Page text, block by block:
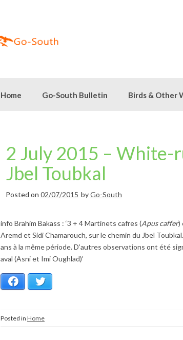
Home Go-South Bulletin Birds & Other
2 July 2015 – White-
Jbel Toubkal
Posted on 02/07/2015 byGo-South
info Brahim Bakass : ‘3 + 4 Martinets cafres (Apus caffer)
Aremd et Sidi Chamarouch, sur le chemin du Jbel
ans à la même période. D’autres observations ont été
aval (Asni et Imi Oughlad)’
Facebook
Posted in Home